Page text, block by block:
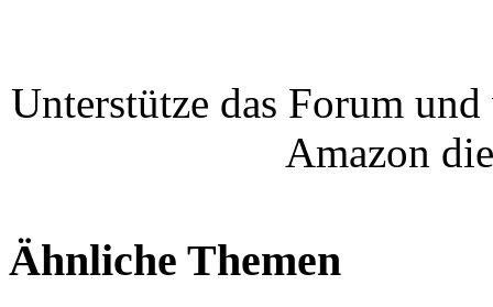
Unterstütze das Forum
Amazon
Ähnliche Themen